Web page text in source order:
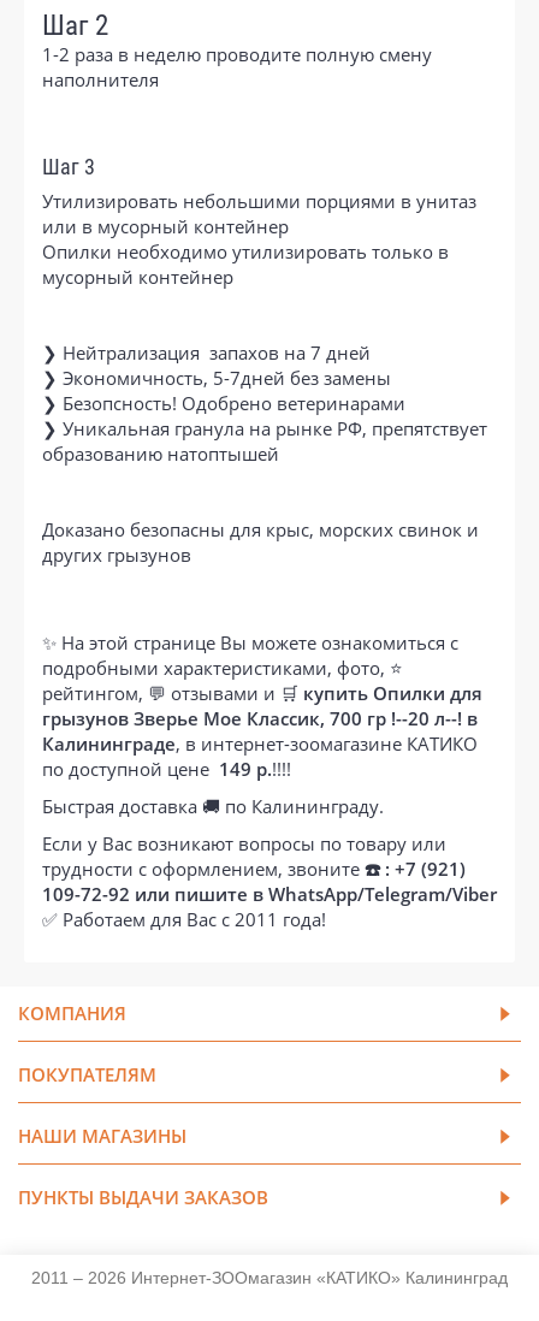
Шаг 2
1-2 раза в неделю проводите полную смену
наполнителя
Шаг 3
Утилизировать небольшими порциями в унитаз
или в мусорный контейнер
Опилки необходимо утилизировать только в
мусорный контейнер
❯ Нейтрализация запахов на 7 дней
❯ Экономичность, 5-7дней без замены
❯ Безопсность! Одобрено ветеринарами
❯ Уникальная гранула на рынке РФ, препятствует
образованию натоптышей
Доказано безопасны для крыс, морских свинок и
других грызунов
✨ На этой странице Вы можете ознакомиться с
подробными характеристиками, фото, ⭐
рейтингом, 💬 отзывами и 🛒 купить Опилки для
грызунов Зверье Мое Классик, 700 гр !--20 л--! в
Калининграде, в интернет-зоомагазине КАТИКО
по доступной цене 149 р.!!!!
Быстрая доставка 🚚 по Калининграду.
Если у Вас возникают вопросы по товару или
трудности с оформлением, звоните ☎️ : +7 (921)
109-72-92 или пишите в WhatsApp/Telegram/Viber
✅ Работаем для Вас с 2011 года!
КОМПАНИЯ
ПОКУПАТЕЛЯМ
НАШИ МАГАЗИНЫ
ПУНКТЫ ВЫДАЧИ ЗАКАЗОВ
2011 – 2026 Интернет-ЗООмагазин «КАТИКО» Калининград